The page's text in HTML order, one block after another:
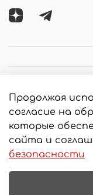
© 2020 Любое
письменного
Интернет-
Продолжая
согласие на
которые
сайта и
безопасности